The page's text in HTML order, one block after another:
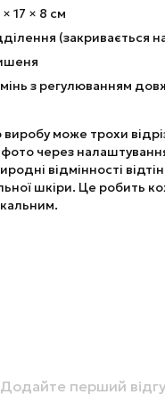
17 × 8 см
(закривається
з регулюванням
може трохи
через
відмінності
шкіри. Це робить
Додайте перший